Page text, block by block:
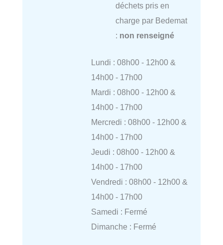
déchets pris en
charge par Bedemat
: non renseigné
Lundi : 08h00 - 12h00 &
14h00 - 17h00
Mardi : 08h00 - 12h00 &
14h00 - 17h00
Mercredi : 08h00 - 12h00 &
14h00 - 17h00
Jeudi : 08h00 - 12h00 &
14h00 - 17h00
Vendredi : 08h00 - 12h00 &
14h00 - 17h00
Samedi : Fermé
Dimanche : Fermé